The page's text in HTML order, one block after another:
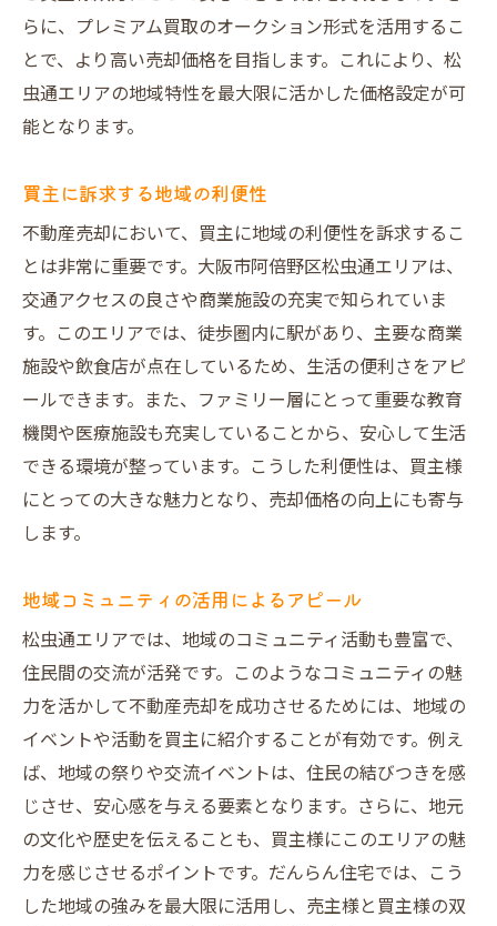
らに、プレミアム買取のオークション形式を活用するこ
とで、より高い売却価格を目指します。これにより、松
虫通エリアの地域特性を最大限に活かした価格設定が可
能となります。
買主に訴求する地域の利便性
不動産売却において、買主に地域の利便性を訴求するこ
とは非常に重要です。大阪市阿倍野区松虫通エリアは、
交通アクセスの良さや商業施設の充実で知られていま
す。このエリアでは、徒歩圏内に駅があり、主要な商業
施設や飲食店が点在しているため、生活の便利さをアピ
ールできます。また、ファミリー層にとって重要な教育
機関や医療施設も充実していることから、安心して生活
できる環境が整っています。こうした利便性は、買主様
にとっての大きな魅力となり、売却価格の向上にも寄与
します。
地域コミュニティの活用によるアピール
松虫通エリアでは、地域のコミュニティ活動も豊富で、
住民間の交流が活発です。このようなコミュニティの魅
力を活かして不動産売却を成功させるためには、地域の
イベントや活動を買主に紹介することが有効です。例え
ば、地域の祭りや交流イベントは、住民の結びつきを感
じさせ、安心感を与える要素となります。さらに、地元
の文化や歴史を伝えることも、買主様にこのエリアの魅
力を感じさせるポイントです。だんらん住宅では、こう
した地域の強みを最大限に活用し、売主様と買主様の双